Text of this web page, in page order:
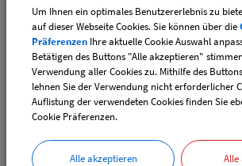
Pfarrkirche St. Martin Boos
BOOS
Schützenheim Boos
Um Ihnen ein optimales Benutzererlebnis zu
auf dieser Webseite Cookies. Sie können über die
Präferenzen Ihre aktuelle Cookie Auswahl
Betätigen des Buttons "Alle akzeptieren"
Verwendung aller Cookies zu. Mithilfe des
lehnen Sie der Verwendung nicht erforderlicher
Auflistung der verwendeten Cookies finden Sie
Cookie Präferenzen.
Alle akzeptieren Alle